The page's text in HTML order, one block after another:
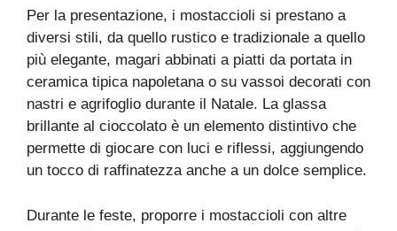
Per la presentazione, i mostaccioli si prestano a
diversi stili, da quello rustico e tradizionale a quello
più elegante, magari abbinati a piatti da portata in
ceramica tipica napoletana o su vassoi decorati con
nastri e agrifoglio durante il Natale. La glassa
brillante al cioccolato è un elemento distintivo che
permette di giocare con luci e riflessi, aggiungendo
un tocco di raffinatezza anche a un dolce semplice.
Durante le feste, proporre i mostaccioli con altre